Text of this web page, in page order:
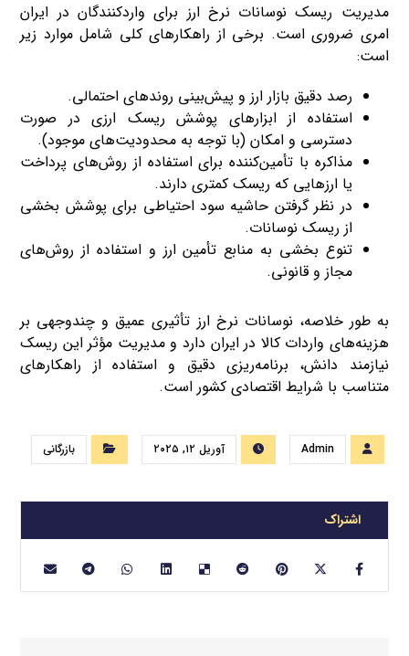
مدیریت ریسک نوسانات نرخ ارز برای واردکنندگان در ایران
امری ضروری است. برخی از راهکارهای کلی شامل موارد زیر
است:
رصد دقیق بازار ارز و پیش‌بینی روندهای احتمالی.
استفاده از ابزارهای پوشش ریسک ارزی در صورت
دسترسی و امکان (با توجه به محدودیت‌های موجود).
مذاکره با تأمین‌کننده برای استفاده از روش‌های پرداخت
یا ارزهایی که ریسک کمتری دارند.
در نظر گرفتن حاشیه سود احتیاطی برای پوشش بخشی
از ریسک نوسانات.
تنوع بخشی به منابع تأمین ارز و استفاده از روش‌های
مجاز و قانونی.
به طور خلاصه، نوسانات نرخ ارز تأثیری عمیق و چندوجهی بر
هزینه‌های واردات کالا در ایران دارد و مدیریت مؤثر این ریسک
نیازمند دانش، برنامه‌ریزی دقیق و استفاده از راهکارهای
متناسب با شرایط اقتصادی کشور است.
Admin آوریل ۱۲, ۲۰۲۵ بازرگانی